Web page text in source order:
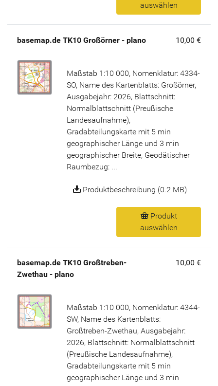
auswählen
basemap.de TK10 Großörner - plano 10,00 €
Maßstab 1:10 000, Nomenklatur: 4334-
SO, Name des Kartenblatts: Großörner,
Ausgabejahr: 2026, Blattschnitt:
Normalblattschnitt (Preußische
Landesaufnahme),
Gradabteilungskarte mit 5 min
geographischer Länge und 3 min
geographischer Breite, Geodätischer
Raumbezug: ...
Produktbeschreibung (0.2 MB)
Produkt
auswählen
basemap.de TK10 Großtreben-
Zwethau - plano
10,00 €
Maßstab 1:10 000, Nomenklatur: 4344-
SW, Name des Kartenblatts:
Großtreben-Zwethau, Ausgabejahr:
2026, Blattschnitt: Normalblattschnitt
(Preußische Landesaufnahme),
Gradabteilungskarte mit 5 min
geographischer Länge und 3 min